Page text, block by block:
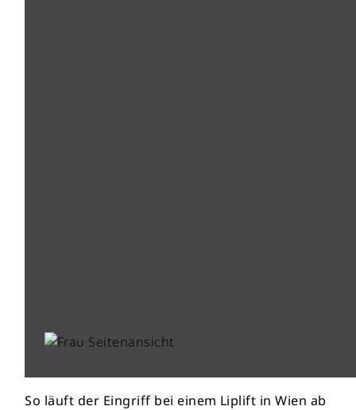
So läuft der Eingriff bei einem Liplift in Wien ab